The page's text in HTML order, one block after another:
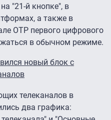
"21-й кнопке", в
а также в
ОТР первого цифрового
в обычном режиме.
новый блок с
телеканалов в
два графика: